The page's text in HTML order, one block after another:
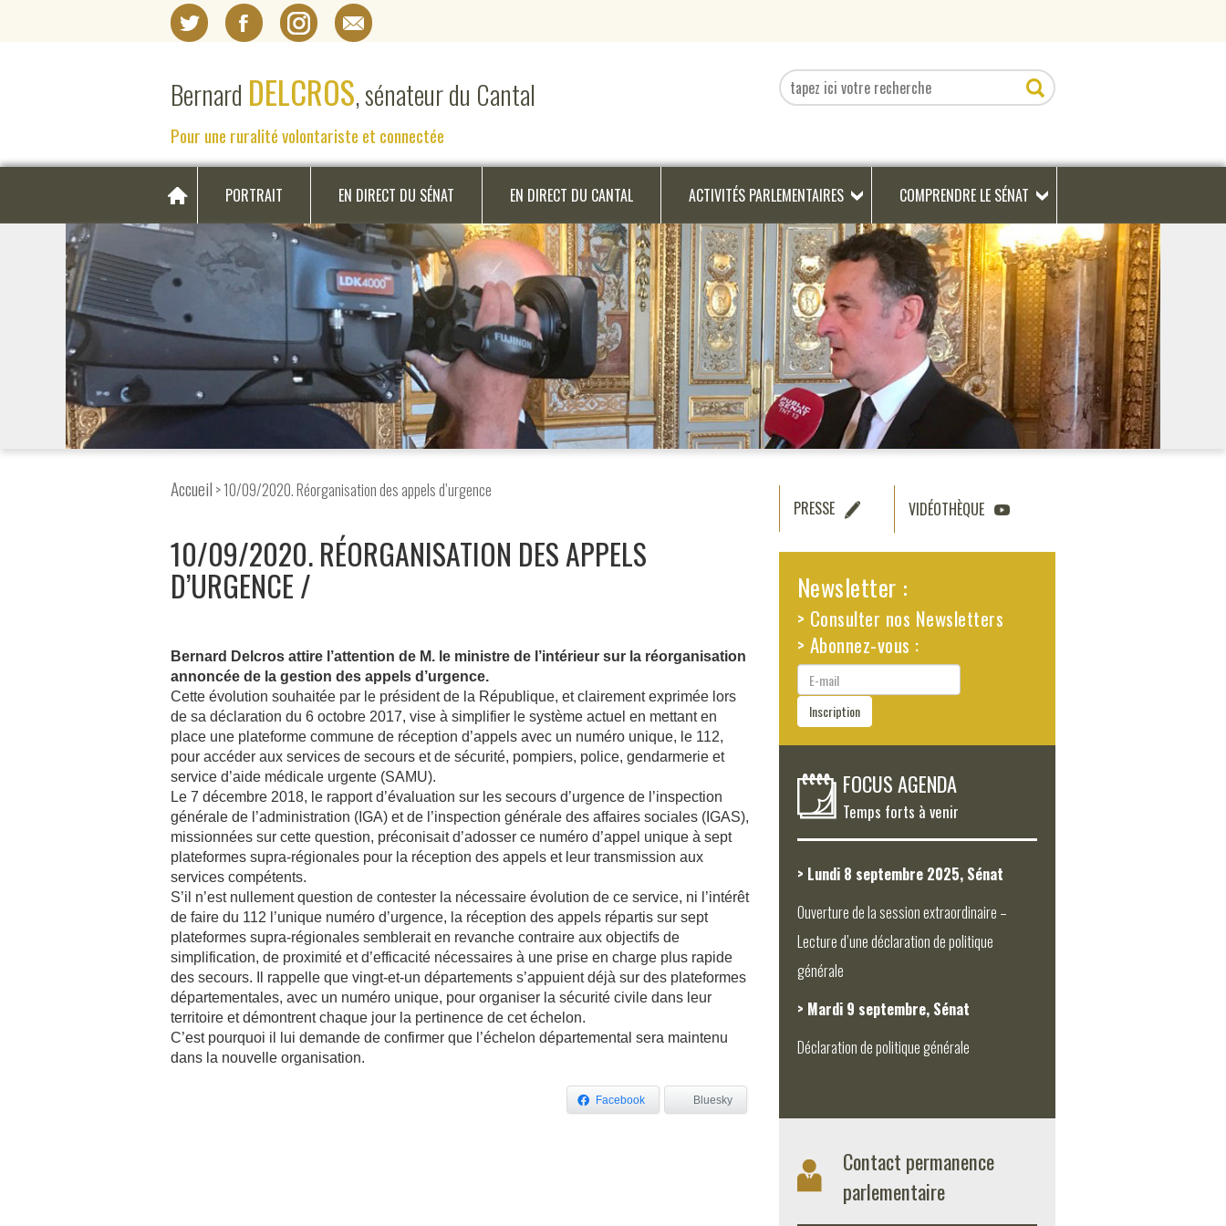
Bernard DELCROS, sénateur du Cantal
Pour une ruralité volontariste et connectée
PORTRAIT EN DIRECT DU SÉNAT EN DIRECT DU CANTAL ACTIVITÉS PARLEMENTAIRES COMPRENDRE LE SÉNAT
Accueil > 10/09/2020. Réorganisation des appels d’urgence
10/09/2020. RÉORGANISATION DES APPELS
D’URGENCE
Bernard Delcros attire l’attention de M. le ministre de l’intérieur sur la réorganisation
annoncée de la gestion des appels d’urgence.
Cette évolution souhaitée par le président de la République, et clairement exprimée lors
de sa déclaration du 6 octobre 2017, vise à simplifier le système actuel en mettant en
place une plateforme commune de réception d’appels avec un numéro unique, le 112,
pour accéder aux services de secours et de sécurité, pompiers, police, gendarmerie et
service d’aide médicale urgente (SAMU).
Le 7 décembre 2018, le rapport d’évaluation sur les secours d’urgence de l’inspection
générale de l’administration (IGA) et de l’inspection générale des affaires sociales (IGAS),
missionnées sur cette question, préconisait d’adosser ce numéro d’appel unique à sept
plateformes supra-régionales pour la réception des appels et leur transmission aux
services compétents.
S’il n’est nullement question de contester la nécessaire évolution de ce service, ni l’intérêt
de faire du 112 l’unique numéro d’urgence, la réception des appels répartis sur sept
plateformes supra-régionales semblerait en revanche contraire aux objectifs de
simplification, de proximité et d’efficacité nécessaires à une prise en charge plus rapide
des secours. Il rappelle que vingt-et-un départements s’appuient déjà sur des plateformes
départementales, avec un numéro unique, pour organiser la sécurité civile dans leur
territoire et démontrent chaque jour la pertinence de cet échelon.
C’est pourquoi il lui demande de confirmer que l’échelon départemental sera maintenu
dans la nouvelle organisation.
Facebook Bluesky
PRESSE VIDÉOTHÈQUE
Newsletter :
> Consulter nos Newsletters
> Abonnez-vous :
E-
mail
Inscription
FOCUS AGENDA
Temps forts à venir
> Lundi 8 septembre 2025, Sénat
Ouverture de la session extraordinaire –
Lecture d’une déclaration de politique
générale
> Mardi 9 septembre, Sénat
Déclaration de politique générale
Contact permanence
parlementaire